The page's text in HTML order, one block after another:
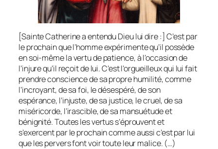
[Sainte Catherine a entendu Dieu lui dire :] C’est par
le prochain que l’homme expérimente qu’il possède
en soi-même la vertu de patience, à l’occasion de
l’injure qu’il reçoit de lui. C’est l’orgueilleux qui lui fait
prendre conscience de sa propre humilité, comme
l’incroyant, de sa foi, le désespéré, de son
espérance, l’injuste, de sa justice, le cruel, de sa
miséricorde, l’irascible, de sa mansuétude et
bénignité. Toutes les vertus s’éprouvent et
s’exercent par le prochain comme aussi c’est par lui
que les pervers font voir toute leur malice. (…)